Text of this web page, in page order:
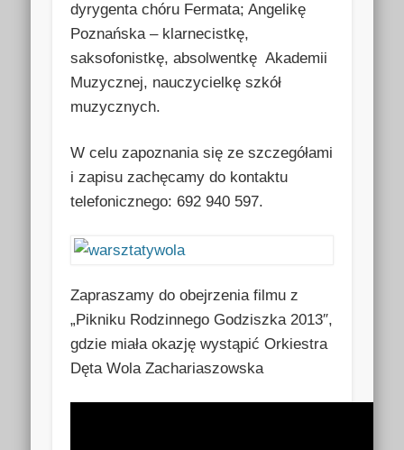
dyrygenta chóru Fermata; Angelikę
Poznańska – klarnecistkę,
saksofonistkę, absolwentkę Akademii
Muzycznej, nauczycielkę szkół
muzycznych.
W celu zapoznania się ze szczegółami
i zapisu zachęcamy do kontaktu
telefonicznego: 692 940 597.
Zapraszamy do obejrzenia filmu z
„Pikniku Rodzinnego Godziszka 2013″,
gdzie miała okazję wystąpić Orkiestra
Dęta Wola Zachariaszowska